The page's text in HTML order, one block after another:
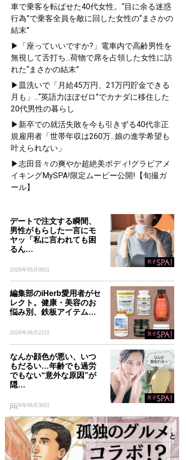
車で乗客を転ばせた40代女性。“目に余る迷惑
行為”で乗客全員を敵に回した女性の“まさかの
結末”
▶「座っていいですか?」電車内で高齢男性を
無視して舌打ち...荷物で席を占領した女性に訪
れた“まさかの結末”
▶皿洗いで「月給45万円、21万円貯金できる
月も」...“英語力ほぼゼロ”でカナダに移住した
20代男性の暮らし
▶新卒での就活失敗を今も引きずる40代非正
規雇用者「世帯年収は260万...娘の進学希望も
叶えられない」
▶志田音々の爽やか超絶美ボディ!グラビアメ
イキングMySPA!限定ムービー公開!【旬撮ガ
ール】
デートで注文する瞬間、
男性がもらした一言にモ
ヤッ「私に言われても困
るん…
2026年05月09日
編集部のiHerb愛用者がセ
レクト。健康・美容のお
悩み別、鉄板アイテム…
2026年06月22日
なんか顔色が悪い、いつ
もだるい…年齢でも過労
でもない“意外な原因”が
隠…
2026年06月30日
PR